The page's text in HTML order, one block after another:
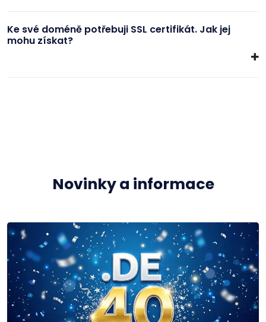
Ke své doméně potřebuji SSL certifikát. Jak jej
mohu získat?
Novinky a informace